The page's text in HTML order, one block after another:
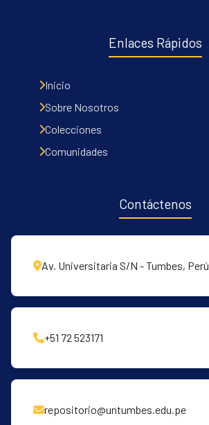
Communities & Collections
All of DSpace
Enlaces Rápidos
Inicio
Sobre Nosotros
Colecciones
Comunidades
Contáctenos
Av. Universitaria S/N - Tumbes, Perú
+51 72 523171
repositorio@untumbes.edu.pe